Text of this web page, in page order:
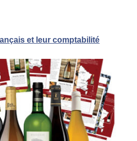
et leur comptabilité